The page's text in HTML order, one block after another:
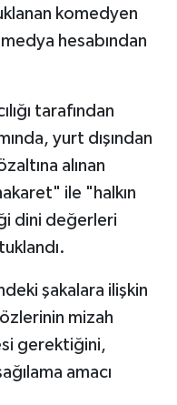
komedyen
hesabından
tarafından
yurt dışından
alınan
ile "halkın
dini değerleri
şakalara ilişkin
mizah
gerektiğini,
amacı